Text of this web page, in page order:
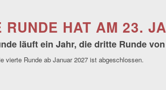
RUNDE HAT AM 23.
läuft ein Jahr, die dritte Runde
vierte Runde ab Januar 2027 ist abgeschlossen.